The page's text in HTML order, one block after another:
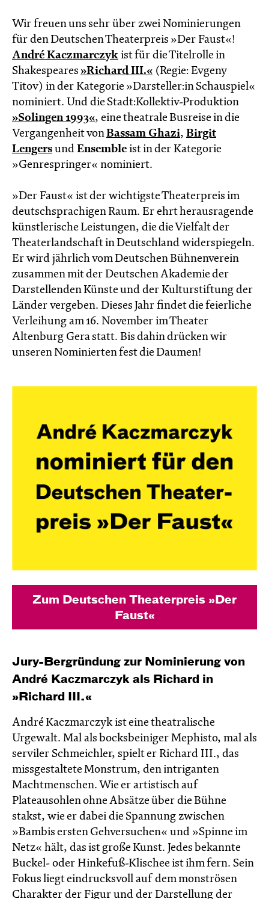
Wir freuen uns sehr über zwei Nominierungen
für den Deutschen Theaterpreis »Der Faust«!
André Kaczmarczyk ist für die Titelrolle in
Shakespeares »Richard III.« (Regie: Evgeny
Titov) in der Kategorie »Darsteller:in Schauspiel«
nominiert. Und die Stadt:Kollektiv-Produktion
»Solingen 1993«, eine theatrale Busreise in die
Vergangenheit vonBassam Ghazi, Birgit
Lengers und Ensemble ist in der Kategorie
»Genrespringer« nominiert.
»Der Faust« ist der wichtigste Theaterpreis im
deutschsprachigen Raum. Er ehrt herausragende
künstlerische Leistungen, die die Vielfalt der
Theaterlandschaft in Deutschland widerspiegeln.
Er wird jährlich vom Deutschen Bühnenverein
zusammen mit der Deutschen Akademie der
Darstellenden Künste und der Kulturstiftung der
Länder vergeben. Dieses Jahr findet die feierliche
Verleihung am 16. November im Theater
Altenburg Gera statt. Bis dahin drücken wir
unseren Nominierten fest die Daumen!
Zum Deutschen Theaterpreis »Der
Faust«
Jury-Bergründung zur Nominierung von
André Kaczmarczyk als Richard in
»Richard III.«
André Kaczmarczyk ist eine theatralische
Urgewalt. Mal als bocksbeiniger Mephisto, mal als
serviler Schmeichler, spielt er Richard III., das
missgestaltete Monstrum, den intriganten
Machtmenschen. Wie er artistisch auf
Plateausohlen ohne Absätze über die Bühne
stakst, wie er dabei die Spannung zwischen
»Bambis ersten Gehversuchen« und »Spinne im
Netz« hält, das ist große Kunst. Jedes bekannte
Buckel- oder Hinkefuß-Klischee ist ihm fern. Sein
Fokus liegt eindrucksvoll auf dem monströsen
Charakter der Figur und der Darstellung der